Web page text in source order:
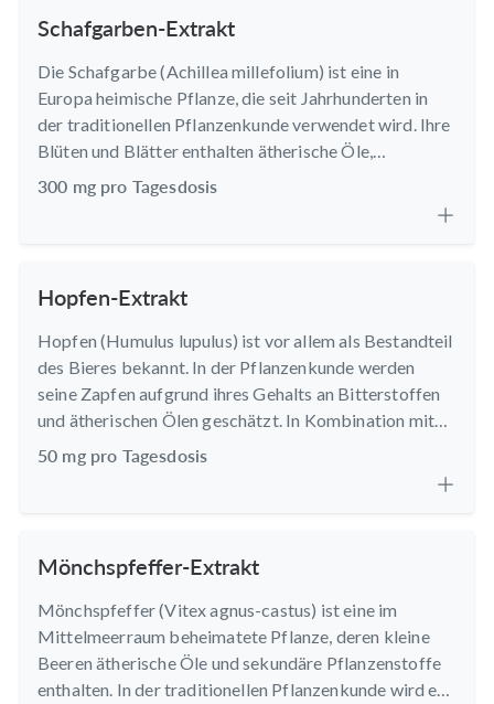
Schafgarben-Extrakt
Die Schafgarbe (Achillea millefolium) ist eine in
Europa heimische Pflanze, die seit Jahrhunderten in
der traditionellen Pflanzenkunde verwendet wird. Ihre
Blüten und Blätter enthalten ätherische Öle,
Bitterstoffe und Flavonoide.
300 mg pro Tagesdosis
Hopfen-Extrakt
Hopfen (Humulus lupulus) ist vor allem als Bestandteil
des Bieres bekannt. In der Pflanzenkunde werden
seine Zapfen aufgrund ihres Gehalts an Bitterstoffen
und ätherischen Ölen geschätzt. In Kombination mit
Schafgarbe und Mönchspfeffer ergänzt er die
50 mg pro Tagesdosis
Mönchspfeffer-Extrakt
Mönchspfeffer (Vitex agnus-castus) ist eine im
Mittelmeerraum beheimatete Pflanze, deren kleine
Beeren ätherische Öle und sekundäre Pflanzenstoffe
enthalten. In der traditionellen Pflanzenkunde wird er